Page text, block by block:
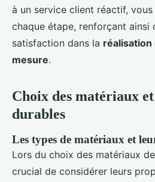
à un service client réactif,
chaque étape, renforçant ainsi
satisfaction dans la
mesure.
Choix des matériaux
durables
Les types de matériaux et
Lors du choix des matériaux
crucial de considérer leurs